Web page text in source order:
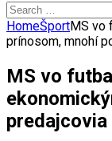
Search
for:
HomeŠportMS vo
prínosom, mnohí
MS vo
predajcovia